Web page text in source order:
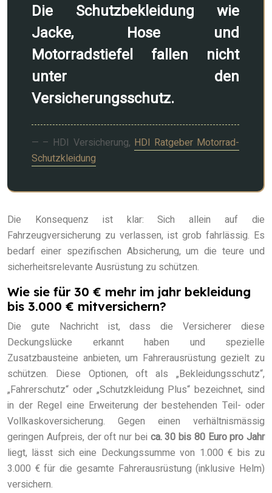
Die Schutzbekleidung wie
Jacke, Hose und
Motorradstiefel fallen nicht
unter den
Versicherungsschutz.
– HDI Versicherung, HDI Ratgeber Motorrad-
Schutzkleidung
Die Konsequenz ist klar: Sich allein auf die
Fahrzeugversicherung zu verlassen, ist grob fahrlässig. Es
bedarf einer spezifischen Absicherung, um die teure und
sicherheitsrelevante Ausrüstung zu schützen.
Wie sie für 30 € mehr im jahr bekleidung
bis 3.000 € mitversichern?
Die gute Nachricht ist, dass die Versicherer diese
Deckungslücke erkannt haben und spezielle
Zusatzbausteine anbieten, um Fahrerausrüstung gezielt zu
schützen. Diese Optionen, oft als „Bekleidungsschutz“,
„Fahrerschutz“ oder „Schutzkleidung Plus“ bezeichnet, sind
in der Regel eine Erweiterung der bestehenden Teil- oder
Vollkaskoversicherung. Gegen einen verhältnismässig
geringen Aufpreis, der oft nur bei ca. 30 bis 80 Euro pro Jahr
liegt, lässt sich eine Deckungssumme von 1.000 € bis zu
3.000 € für die gesamte Fahrerausrüstung (inklusive Helm)
versichern.